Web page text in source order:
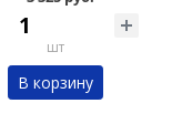
шт
В корзину